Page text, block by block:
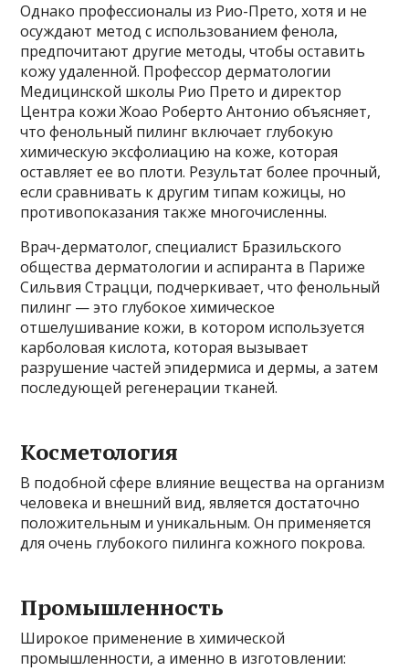
Однако профессионалы из Рио-Прето, хотя и не
осуждают метод с использованием фенола,
предпочитают другие методы, чтобы оставить
кожу удаленной. Профессор дерматологии
Медицинской школы Рио Прето и директор
Центра кожи Жоао Роберто Антонио объясняет,
что фенольный пилинг включает глубокую
химическую эксфолиацию на коже, которая
оставляет ее во плоти. Результат более прочный,
если сравнивать к другим типам кожицы, но
противопоказания также многочисленны.
Врач-дерматолог, специалист Бразильского
общества дерматологии и аспиранта в Париже
Сильвия Страцци, подчеркивает, что фенольный
пилинг — это глубокое химическое
отшелушивание кожи, в котором используется
карболовая кислота, которая вызывает
разрушение частей эпидермиса и дермы, а затем
последующей регенерации тканей.
Косметология
В подобной сфере влияние вещества на организм
человека и внешний вид, является достаточно
положительным и уникальным. Он применяется
для очень глубокого пилинга кожного покрова.
Промышленность
Широкое применение в химической
промышленности, а именно в изготовлении: